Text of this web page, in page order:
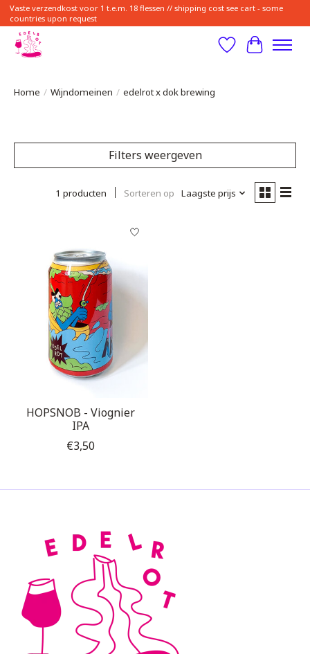
Vaste verzendkost voor 1 t.e.m. 18 flessen // shipping cost see cart - some
countries upon request
Verlanglijst
Home / Wijndomeinen / edelrot x dok brewing
Filters weergeven
1 producten Sorteren op Laagste prijs
HOPSNOB - Viognier
IPA
€3,50